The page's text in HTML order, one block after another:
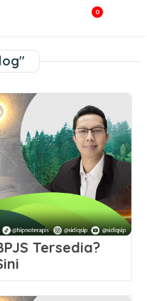
0
Tersedia?